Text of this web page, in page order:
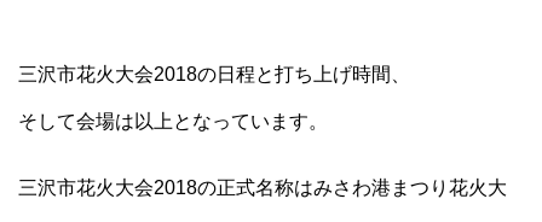
三沢市花火大会2018の日程と打ち上げ時間、
そして会場は以上となっています。
三沢市花火大会2018の正式名称はみさわ港まつり花火大